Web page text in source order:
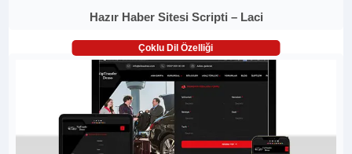
Hazır Haber Sitesi Scripti – Laci
Çoklu Dil Özelliği